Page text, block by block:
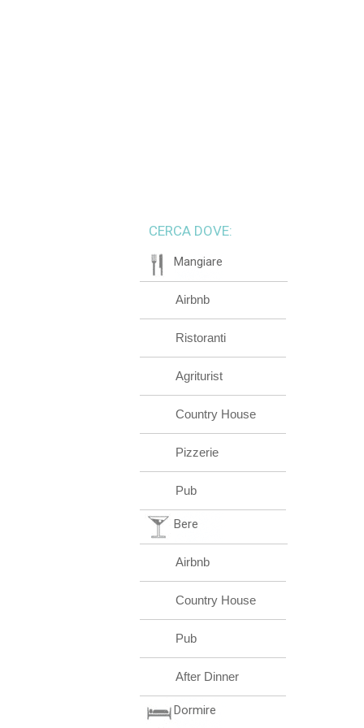
CERCA DOVE:
Mangiare
Airbnb
Ristoranti
Agriturist
Country House
Pizzerie
Pub
Bere
Airbnb
Country House
Pub
After Dinner
Dormire